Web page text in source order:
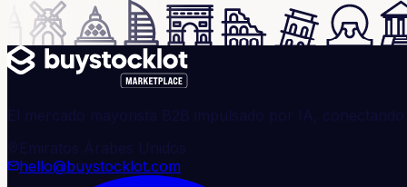
El mercado mayorista B2B impulsado por IA,
Emiratos Árabes Unidos
hello@buystocklot.com